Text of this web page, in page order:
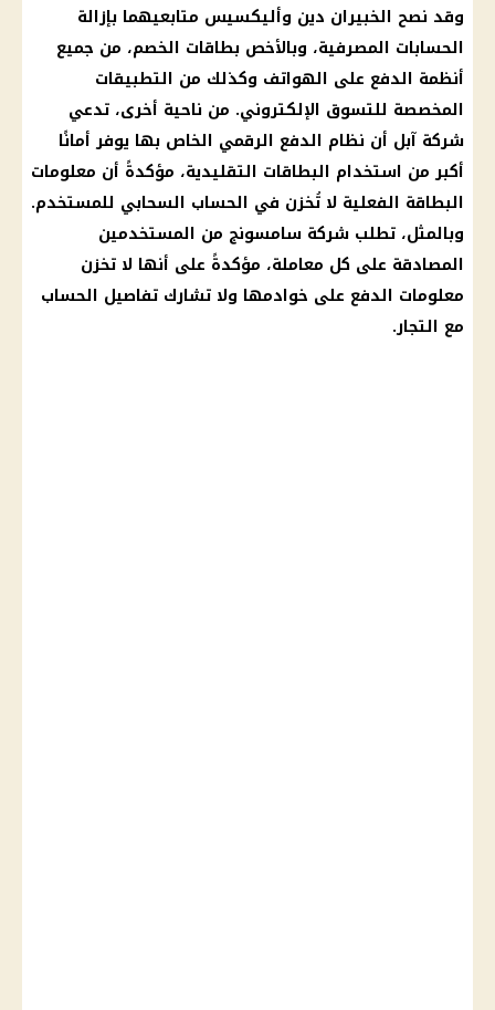
وقد نصح الخبيران دين وأليكسيس متابعيهما بإزالة
الحسابات المصرفية، وبالأخص بطاقات الخصم، من جميع
أنظمة الدفع على الهواتف وكذلك من التطبيقات
المخصصة للتسوق الإلكتروني. من ناحية أخرى، تدعي
شركة آبل أن نظام الدفع الرقمي الخاص بها يوفر أمانًا
أكبر من استخدام البطاقات التقليدية، مؤكدةً أن معلومات
البطاقة الفعلية لا تُخزن في الحساب السحابي للمستخدم.
وبالمثل، تطلب شركة سامسونج من المستخدمين
المصادقة على كل معاملة، مؤكدةً على أنها لا تخزن
معلومات الدفع على خوادمها ولا تشارك تفاصيل الحساب
مع التجار.